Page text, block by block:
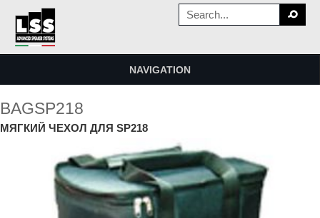
NAVIGATION
BAGSP218
МЯГКИЙ ЧЕХОЛ ДЛЯ SP218